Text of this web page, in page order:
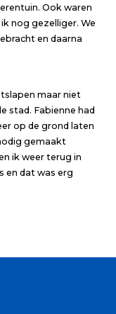
Ook waren
nog gezelliger. We
en daarna
maar niet
stad. Fabienne had
op de grond laten
gemaakt
ik weer terug in
en dat was erg